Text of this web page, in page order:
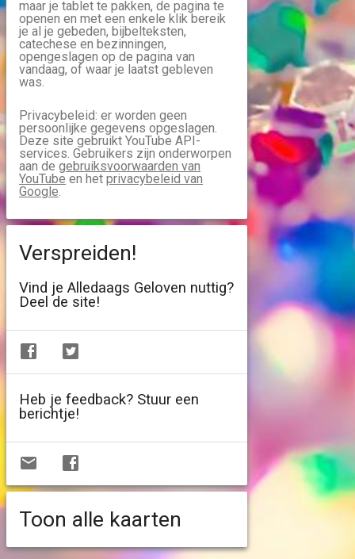
maar je tablet te pakken, de pagina te
openen en met een enkele klik bereik
je al je gebeden, bijbelteksten,
catechese en bezinningen,
opengeslagen op de pagina van
vandaag, of waar je laatst gebleven
was.
Privacybeleid: er worden geen
persoonlijke gegevens opgeslagen.
Deze site gebruikt YouTube API-
services. Gebruikers zijn onderworpen
aan de gebruiksvoorwaarden van
YouTube en het privacybeleid van
Google.
Verspreiden!
Vind je Alledaags Geloven nuttig?
Deel de site!
Heb je feedback? Stuur een
berichtje!
Toon alle kaarten